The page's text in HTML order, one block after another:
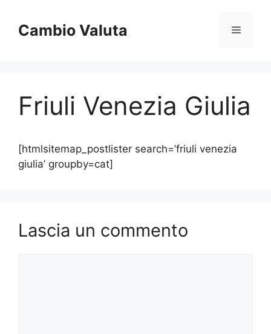
contenuto
Cambio Valuta Menu
Friuli Venezia Giulia
[htmlsitemap_postlister search=’friuli venezia
giulia’ groupby=cat]
Lascia un commento